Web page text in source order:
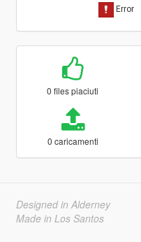
0 files piaciuti
0 caricamenti
Designed in Alderney
Made in Los Santos